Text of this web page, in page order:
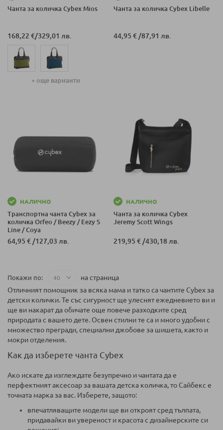
Чанта за количка Cybex Mios
168,22 €/329,01 лв.
+ още варианти
Чанта за количка Cybex Libelle
44,95 €/87,91 лв.
НАЛИЧНО
Транспортна чанта Cybex за
количка Orfeo / Beezy / Eezy S
Line / Coya
64,95 €/127,03 лв.
НАЛИЧНО
Чанта за количка Cybex
Jeremy Scott Wings
219,95 €/430,18 лв.
Покажи по
на страница
Отличният помощник за всяка мама и татко са чантите Cybex за
детски колички. Те със сигурност ще улеснят ежедневието ви и
ще ви накарат да обичате още повече разходките сред
природата с вашето дете. Освен стилни те са и много удобни с
множество прегради, специални джобове за шишета, както и
мокри отделения.
Как да изберете чанта Cybex
Ако искате да изглеждате безупречно и чантата да е
перфектният аксесоар за вашата детска количка, то Сайбекс е
точната марка за вас. Изберете, защото:
впечатляващите модели ще ви откроят сред тълпата,
придавайки ви увереност и красота с дизайнерските си